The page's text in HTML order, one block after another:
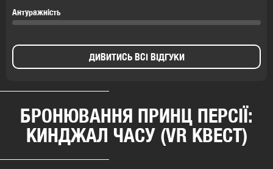
Антуражність
ДИВИТИСЬ ВСІ ВІДГУКИ
БРОНЮВАННЯ ПРИНЦ ПЕРСІЇ:
КИНДЖАЛ ЧАСУ (VR КВЕСТ)